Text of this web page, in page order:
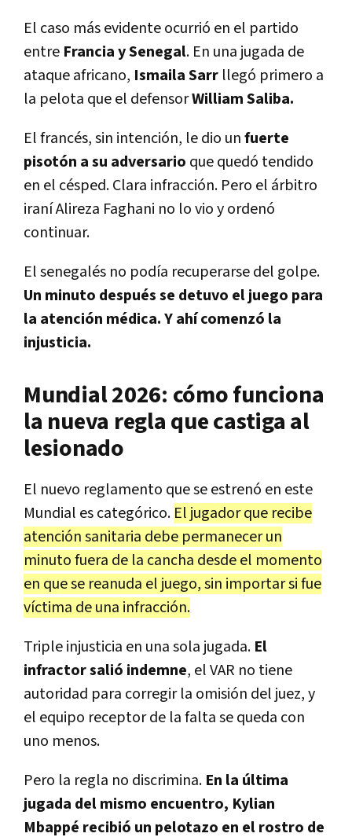
El caso más evidente ocurrió en el partido
entre Francia y Senegal. En una jugada de
ataque africano, Ismaila Sarr llegó primero a
la pelota que el defensorWilliam Saliba.
El francés, sin intención, le dio unfuerte
pisotón a su adversario que quedó tendido
en el césped. Clara infracción. Pero el árbitro
iraní Alireza Faghani no lo vio y ordenó
continuar.
El senegalés no podía recuperarse del golpe.
Un minuto después se detuvo el juego para
la atención médica. Y ahí comenzó la
injusticia.
Mundial 2026: cómo funciona
la nueva regla que castiga al
lesionado
El nuevo reglamento que se estrenó en este
Mundial es categórico. El jugador que recibe
atención sanitaria debe permanecer un
minuto fuera de la cancha desde el momento
en que se reanuda el juego, sin importar si fue
víctima de una infracción.
Triple injusticia en una sola jugada. El
infractor salió indemne, el VAR no tiene
autoridad para corregir la omisión del juez, y
el equipo receptor de la falta se queda con
uno menos.
Pero la regla no discrimina. En la última
jugada del mismo encuentro, Kylian
Mbappé recibió un pelotazo en el rostro de